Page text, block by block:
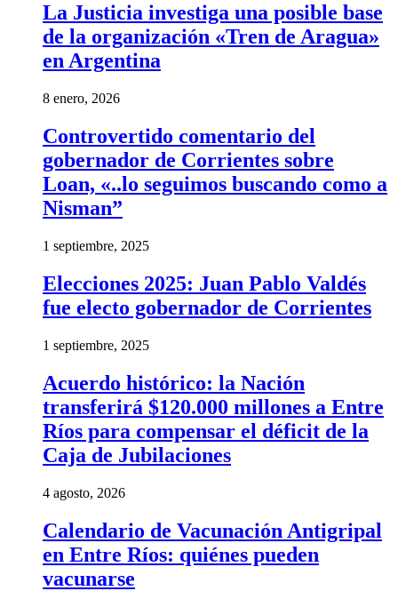
La Justicia investiga una posible base
de la organización «Tren de Aragua»
en Argentina
8 enero, 2026
Controvertido comentario del
gobernador de Corrientes sobre
Loan, «..lo seguimos buscando como a
Nisman”
1 septiembre, 2025
Elecciones 2025: Juan Pablo Valdés
fue electo gobernador de Corrientes
1 septiembre, 2025
Acuerdo histórico: la Nación
transferirá $120.000 millones a Entre
Ríos para compensar el déficit de la
Caja de Jubilaciones
4 agosto, 2026
Calendario de Vacunación Antigripal
en Entre Ríos: quiénes pueden
vacunarse